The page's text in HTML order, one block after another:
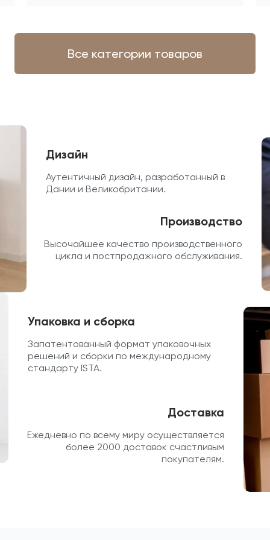
Все категории товаров
Дизайн
Аутентичный дизайн, разработанный в
Дании и Великобритании.
Производство
Высочайшее качество производственного
цикла и постпродажного обслуживания.
Упаковка и сборка
Запатентованный формат упаковочных
решений и сборки по международному
стандарту ISTA.
Доставка
Ежедневно по всему миру осуществляется
более 2000 доставок счастливым
покупателям.